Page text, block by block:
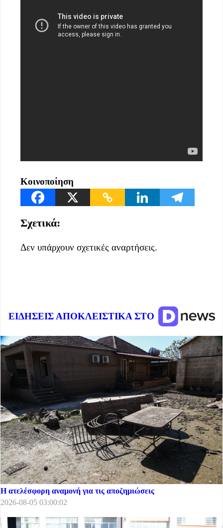
Κοινοποίηση
Σχετικά:
Δεν υπάρχουν σχετικές αναρτήσεις.
ΕΙΔΗΣΕΙΣ ΑΠΟΚΛΕΙΣΤΙΚΑ ΣΤΟ
Η ατελέσφορη αναμονή για τις αποζημιώσεις
2026-08-05 03:00:02